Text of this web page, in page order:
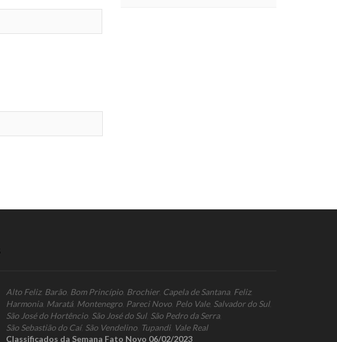
Alto Feliz, Barão Bom Princípio Brochier, Capela de Santana, Feliz,
Harmonia, Maratá, Montenegro Pareci Novo Pelo Vale, Salvador do Sul,
São José do Hortêncio São José do Sul, São Pedro da Serra,
São Sebastião do Caí, São Vendelino Tupandi, Vale Real
Classificados da Semana Fato Novo 06/02/2023